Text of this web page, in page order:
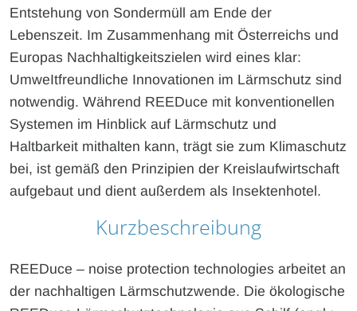
Entstehung von Sondermüll am Ende der
Lebenszeit. Im Zusammenhang mit Österreichs und
Europas Nachhaltigkeitszielen wird eines klar:
UmweItfreundliche Innovationen im Lärmschutz sind
notwendig. Während REEDuce mit konventionellen
Systemen im Hinblick auf Lärmschutz und
Haltbarkeit mithalten kann, trägt sie zum Klimaschutz
bei, ist gemäß den Prinzipien der Kreislaufwirtschaft
aufgebaut und dient außerdem als Insektenhotel.
Kurzbeschreibung
REEDuce – noise protection technologies arbeitet an
der nachhaltigen Lärmschutzwende. Die ökologische